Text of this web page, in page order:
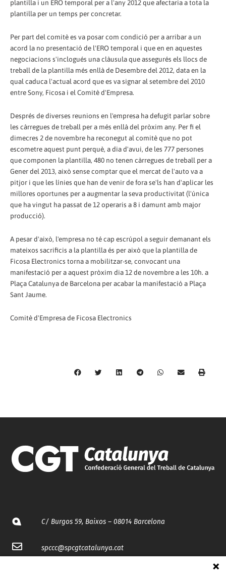
plantilla i un ERO temporal per a l'any 2012 que afectaria a tota la
plantilla per un temps per concretar.
Per part del comitè es va posar com condició per a arribar a un
acord la no presentació de l'ERO temporal i que en en aquestes
negociacions s'inclogués una clàusula que assegurés els llocs de
treball de la plantilla més enllà de Desembre del 2012, data en la
qual caduca l'actual acord que es va signar al setembre del 2010
entre Sony, Ficosa i el Comitè d'Empresa.
Després de diverses reunions en l'empresa ha defugit parlar sobre
les càrregues de treball per a més enllà del pròxim any. Per fi el
dimecres 2 de novembre ha reconegut al comitè que no pot
escometre aquest punt perquè, a dia d'avui, de les 777 persones
que componen la plantilla, 480 no tenen càrregues de treball per a
Gener del 2013, això sense comptar que el mercat de l'auto va a
pitjor i que les línies que han de venir de fora se'ls han d'aplicar les
millores oportunes per a augmentar la seva productivitat (l'única
que ha vingut ha passat de 12 operaris a 8 i damunt amb major
producció).
A pesar d'això, l'empresa no té cap escrúpol a seguir demanant els
mateixos sacrificis a la plantilla és per això que la plantilla de
Ficosa Electronics torna a mobilitzar-se, convocant una
manifestació per a aquest pròxim dia 12 de novembre a les 10h. a
Plaça Catalunya de Barcelona per acabar la manifestació a Plaça
Sant Jaume.
Comitè d'Empresa de Ficosa Electronics
C/ Burgos 59, Baixos – 08014 Barcelona
spccc@spcgtcatalunya.cat